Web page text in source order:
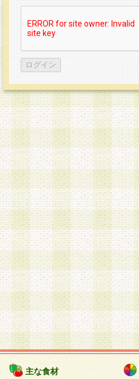
主な食材